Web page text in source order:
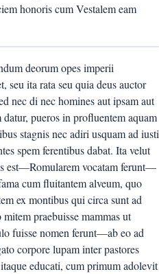
honoris cum Vestalem eam
deorum opes imperii
seu ita rata seu quia deus auctor
nec di nec homines aut ipsam aut
pueros in profluentem aquam
stagnis nec adiri usquam ad iusti
spem ferentibus dabat. Ita velut
est—Romularem vocatam ferunt—
cum fluitantem alveum, quo
ex montibus qui circa sunt ad
praebuisse mammas ut
fuisse nomen ferunt—ab eo ad
corpore lupam inter pastores
educati, cum primum adolevit